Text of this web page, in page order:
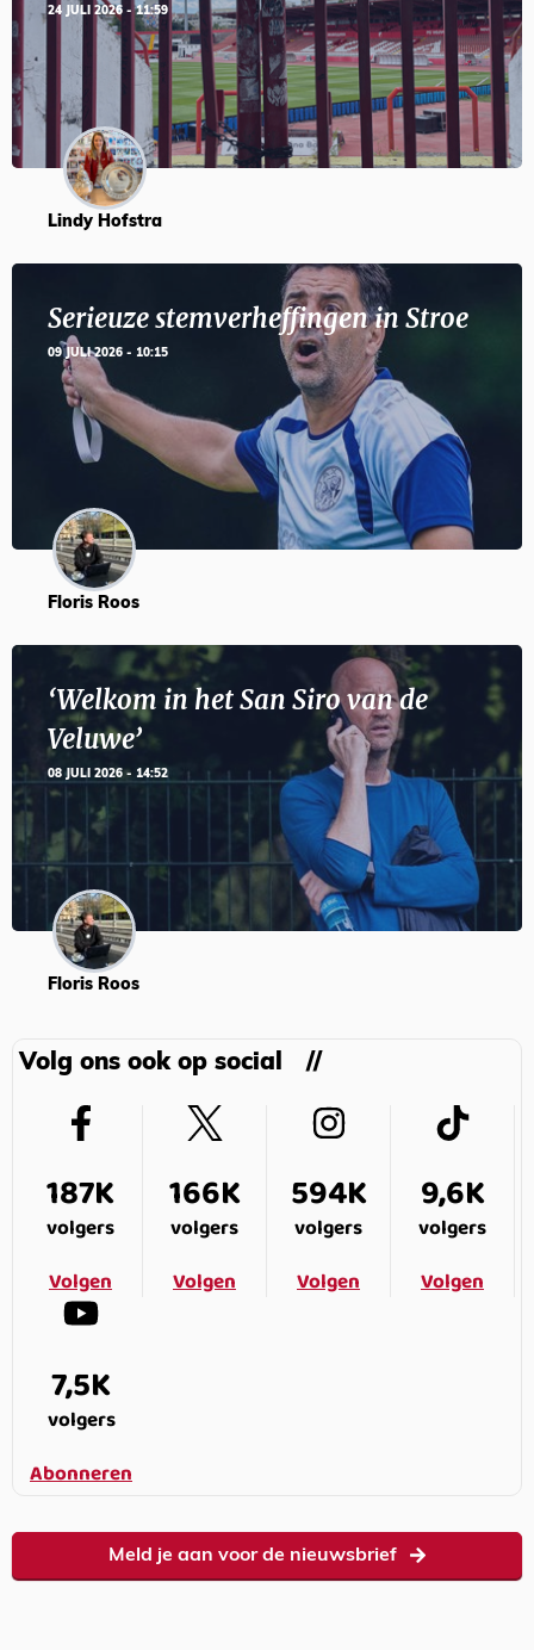
24 JULI 2026 - 11:59
Lindy Hofstra
Serieuze stemverheffingen in Stroe
09 JULI 2026 - 10:15
Floris Roos
‘Welkom in het San Siro van de
Veluwe’
08 JULI 2026 - 14:52
Floris Roos
Volg ons ook op social
187K
volgers
Volgen
166K
volgers
Volgen
594K
volgers
Volgen
9,6K
volgers
Volgen
7,5K
volgers
Abonneren
Meld je aan voor de nieuwsbrief